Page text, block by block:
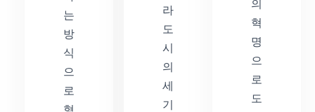
는
방
식
으
로
라
도
시
의
세
기
의
혁
명
으
로
도